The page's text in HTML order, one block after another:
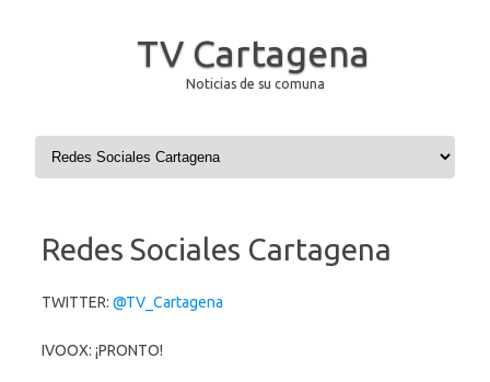
TV Cartagena
Noticias de su comuna
Saltar al contenido
Redes Sociales Cartagena
TWITTER: @TV_Cartagena
IVOOX: ¡PRONTO!